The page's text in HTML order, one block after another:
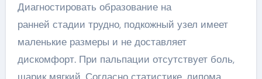
Диагностировать образование на
ранней стадии трудно, подкожный узел имеет
маленькие размеры и не доставляет
дискомфорт. При пальпации отсутствует боль,